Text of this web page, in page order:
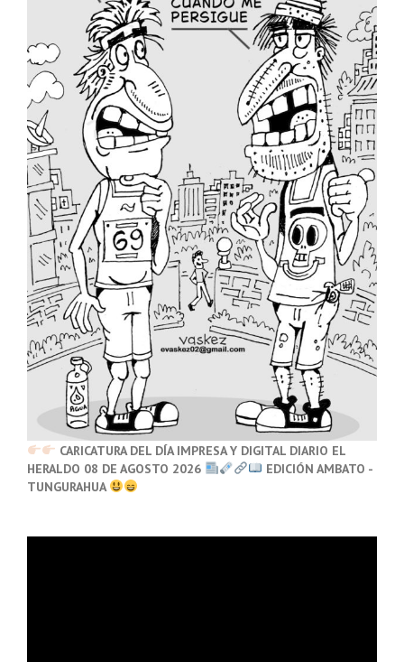
CARICATURA DEL DÍA IMPRESA Y DIGITAL DIARIO EL
HERALDO 08 DE AGOSTO 2026
EDICIÓN AMBATO -
TUNGURAHUA